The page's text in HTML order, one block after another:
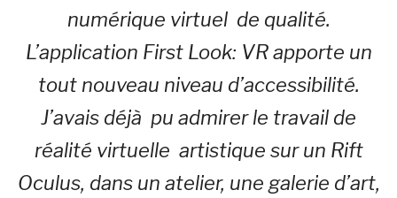
numérique virtuel de qualité.
L’application First Look: VR apporte un
tout nouveau niveau d’accessibilité.
J’avais déjà pu admirer le travail de
réalité virtuelle artistique sur un Rift
Oculus, dans un atelier, une galerie d’art,